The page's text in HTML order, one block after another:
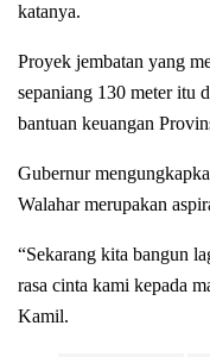
katanya.
Proyek jembatan yang
sepaniang 130 meter itu
bantuan keuangan
Gubernur
Walahar merupakan
“Sekarang kita bangun
rasa cinta kami kepada
Kamil.